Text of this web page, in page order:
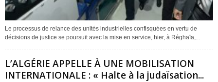
Le processus de relance des unités industrielles confisquées en vertu de
décisions de justice se poursuit avec la mise en service, hier, à Réghaïa,...
L’ALGÉRIE APPELLE À UNE MOBILISATION
INTERNATIONALE : « Halte à la judaïsation...